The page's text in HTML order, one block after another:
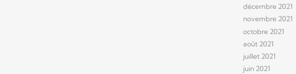
décembre 2021
novembre 2021
octobre 2021
août 2021
juillet 2021
juin 2021